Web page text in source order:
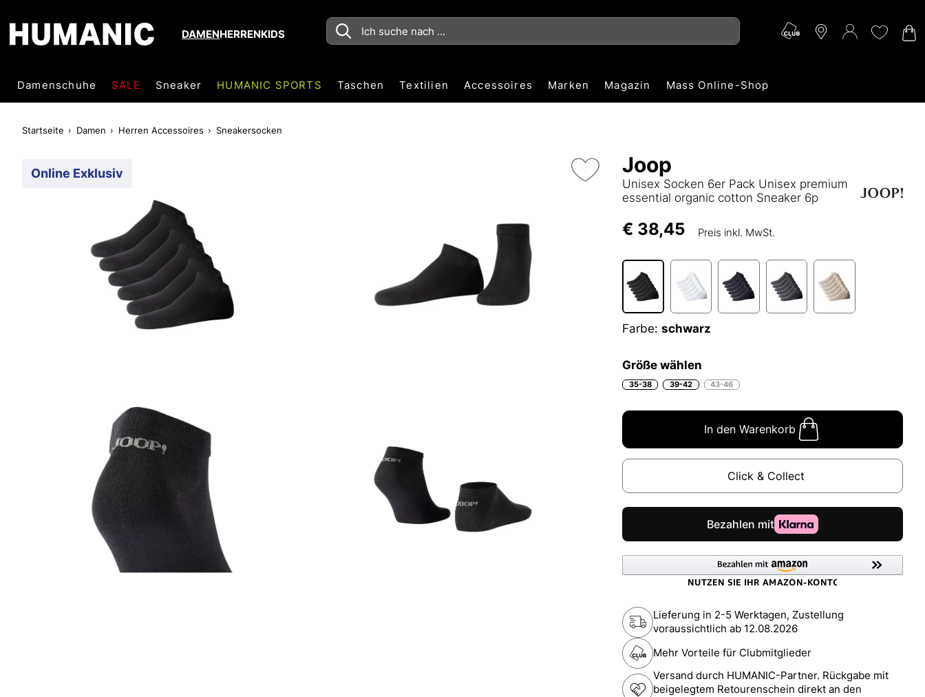
DAMENHERRENKIDS
Damenschuhe SALE Sneaker HUMANIC SPORTS Taschen Textilien Accessoires Marken Magazin Mass Online-Shop
Startseite Damen Herren Accessoires Sneakersocken
Online Exklusiv Joop
Unisex Socken 6er Pack Unisex premium
essential organic cotton Sneaker 6p
€ 38,45 Preis inkl. MwSt.
Farbe: schwarz
Größe wählen
35-38 39-42 43-46
In den Warenkorb
Click & Collect
Lieferung in 2-5 Werktagen, Zustellung
voraussichtlich ab 12.08.2026
Mehr Vorteile für Clubmitglieder
Versand durch HUMANIC-Partner. Rückgabe mit
beigelegtem Retourenschein direkt an den